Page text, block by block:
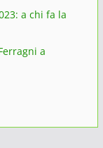
a chi fa la
a